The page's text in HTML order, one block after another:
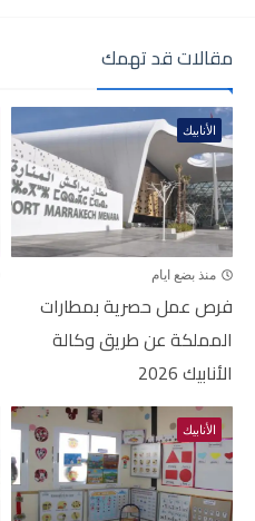
مقالات قد تهمك
الأنابيك
منذ بضع ايام
فرص عمل حصرية بمطارات
المملكة عن طريق وكالة
الأنابيك 2026
الأنابيك